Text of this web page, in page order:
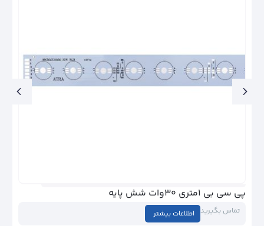
پی سی بی ۱متری ۱۸وات شش پایه